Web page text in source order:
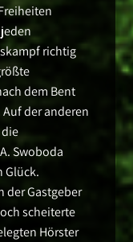
richtig
dem Bent
der anderen
Swoboda
Glück.
der Gastgeber
scheiterte
Hörster